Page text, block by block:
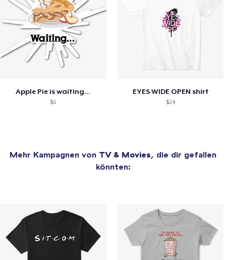
Apple Pie is waiting...
$6
EYES WIDE OPEN shirt
$24
Mehr Kampagnen von TV & Movies, die dir gefallen
könnten: